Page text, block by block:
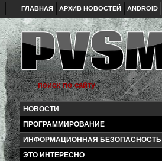
ГЛАВНАЯ АРХИВ НОВОСТЕЙ ANDROID
НОВОСТИ
ПРОГРАММИРОВАНИЕ
ИНФОРМАЦИОННАЯ БЕЗОПАСНОСТЬ
ЭТО ИНТЕРЕСНО